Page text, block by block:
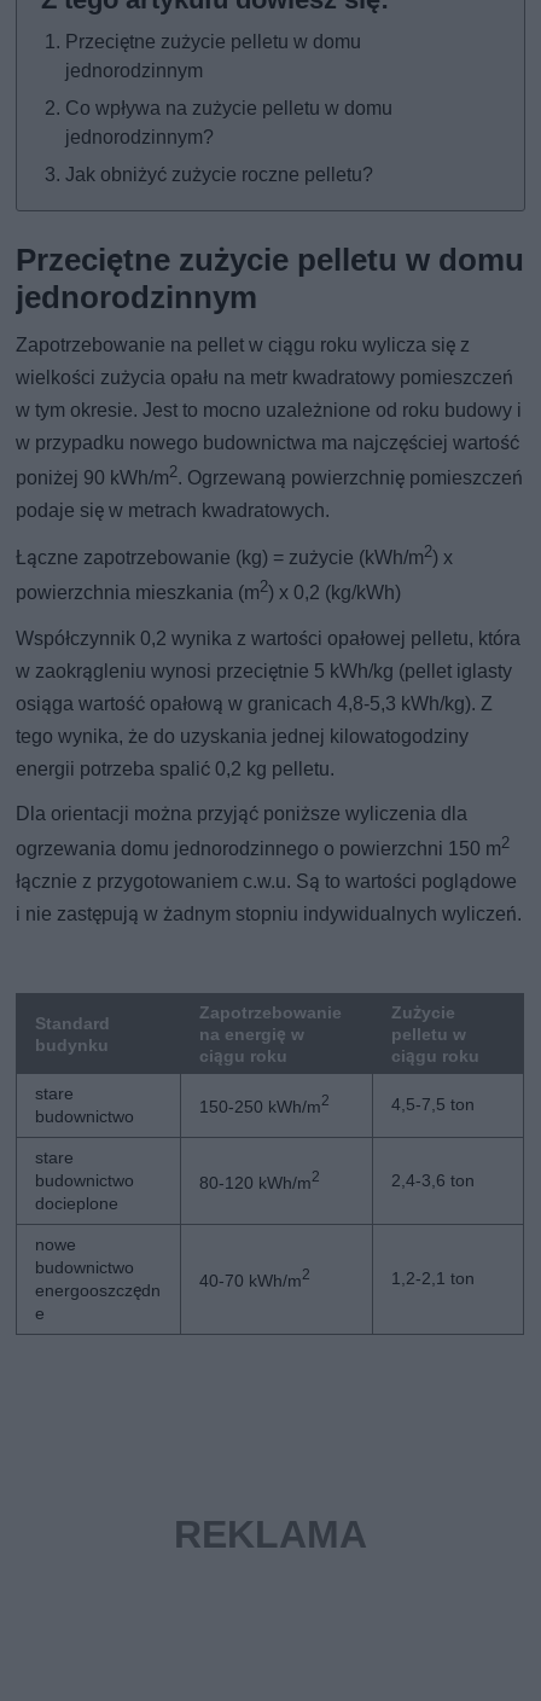
Przeciętne zużycie pelletu w domu
jednorodzinnym
Co wpływa na zużycie pelletu w domu
jednorodzinnym?
Jak obniżyć zużycie roczne pelletu?
Przeciętne zużycie pelletu w domu
jednorodzinnym
Zapotrzebowanie na pellet w ciągu roku wylicza się z
wielkości zużycia opału na metr kwadratowy pomieszczeń
w tym okresie. Jest to mocno uzależnione od roku budowy i
w przypadku nowego budownictwa ma najczęściej wartość
poniżej 90 kWh/m2. Ogrzewaną powierzchnię pomieszczeń
podaje się w metrach kwadratowych.
Łączne zapotrzebowanie (kg) = zużycie (kWh/m2) x
powierzchnia mieszkania (m2) x 0,2 (kg/kWh)
Współczynnik 0,2 wynika z wartości opałowej pelletu, która
w zaokrągleniu wynosi przeciętnie 5 kWh/kg (pellet iglasty
osiąga wartość opałową w granicach 4,8-5,3 kWh/kg). Z
tego wynika, że do uzyskania jednej kilowatogodziny
energii potrzeba spalić 0,2 kg pelletu.
Dla orientacji można przyjąć poniższe wyliczenia dla
ogrzewania domu jednorodzinnego o powierzchni 150 m2
łącznie z przygotowaniem c.w.u. Są to wartości poglądowe
i nie zastępują w żadnym stopniu indywidualnych wyliczeń.
Standard
budynku
Zapotrzebowanie
na energię w
ciągu roku
Zużycie
pelletu w
ciągu roku
stare
budownictwo
150-250 kWh/m2 4,5-7,5 ton
stare
budownictwo
docieplone
80-120 kWh/m2 2,4-3,6 ton
nowe
budownictwo
energooszczędn
e
40-70 kWh/m2 1,2-2,1 ton